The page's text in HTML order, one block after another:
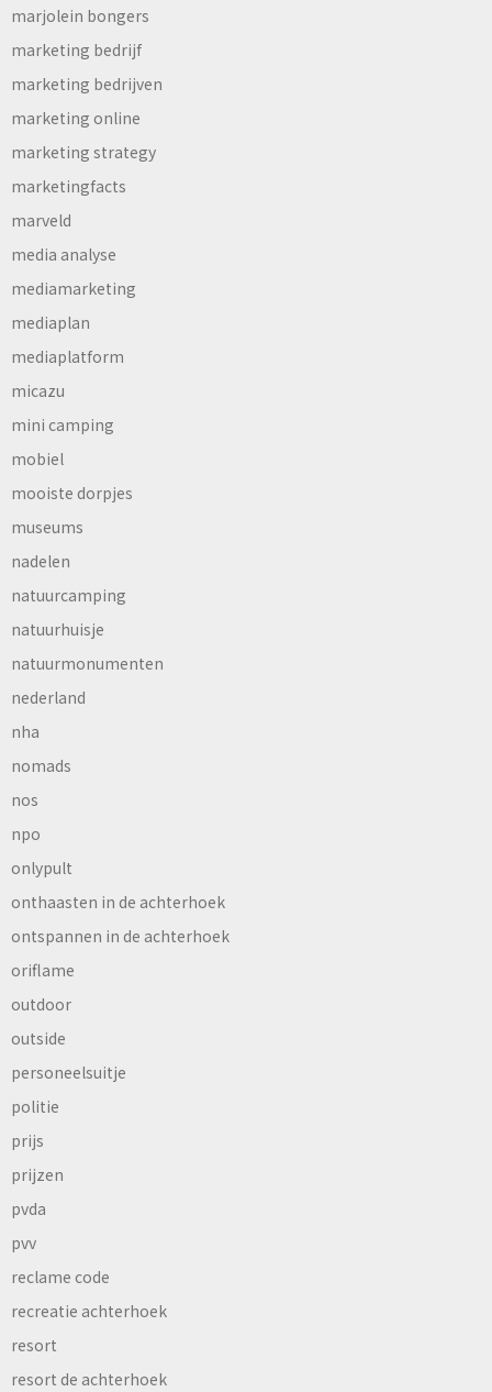
marjolein bongers
marketing bedrijf
marketing bedrijven
marketing online
marketing strategy
marketingfacts
marveld
media analyse
mediamarketing
mediaplan
mediaplatform
micazu
mini camping
mobiel
mooiste dorpjes
museums
nadelen
natuurcamping
natuurhuisje
natuurmonumenten
nederland
nha
nomads
nos
npo
onlypult
onthaasten in de achterhoek
ontspannen in de achterhoek
oriflame
outdoor
outside
personeelsuitje
politie
prijs
prijzen
pvda
pvv
reclame code
recreatie achterhoek
resort
resort de achterhoek